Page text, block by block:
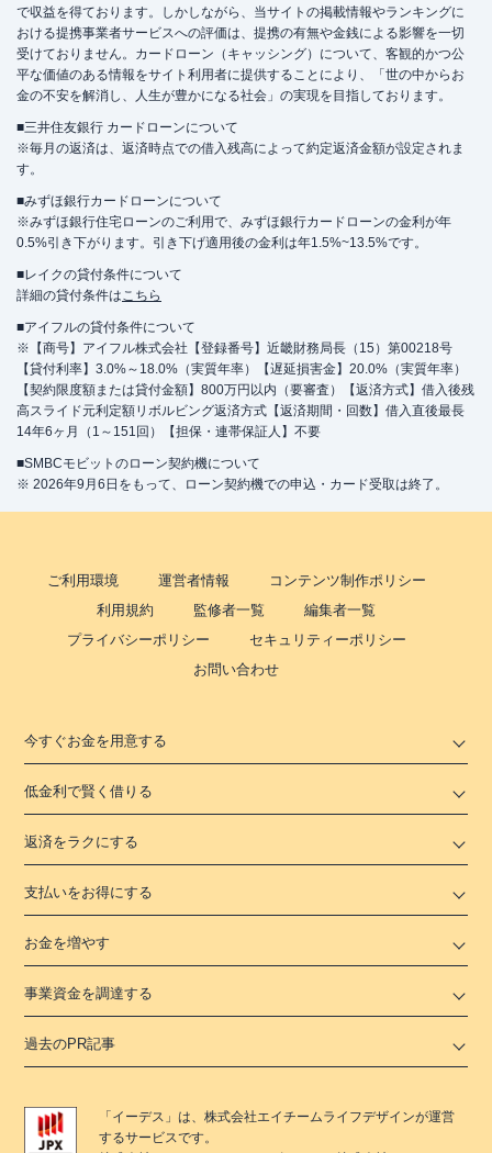
で収益を得ております。しかしながら、当サイトの掲載情報やランキングに
おける提携事業者サービスへの評価は、提携の有無や金銭による影響を一切
受けておりません。カードローン（キャッシング）について、客観的かつ公
平な価値のある情報をサイト利用者に提供することにより、「世の中からお
金の不安を解消し、人生が豊かになる社会」の実現を目指しております。
■三井住友銀行 カードローンについて
※毎月の返済は、返済時点での借入残高によって約定返済金額が設定されま
す。
■みずほ銀行カードローンについて
※みずほ銀行住宅ローンのご利用で、みずほ銀行カードローンの金利が年
0.5%引き下がります。引き下げ適用後の金利は年1.5%~13.5%です。
■レイクの貸付条件について
詳細の貸付条件はこちら
■アイフルの貸付条件について
※【商号】アイフル株式会社【登録番号】近畿財務局長（15）第00218号
【貸付利率】3.0%～18.0%（実質年率）【遅延損害金】20.0%（実質年率）
【契約限度額または貸付金額】800万円以内（要審査）【返済方式】借入後残
高スライド元利定額リボルビング返済方式【返済期間・回数】借入直後最長
14年6ヶ月（1～151回）【担保・連帯保証人】不要
■SMBCモビットのローン契約機について
※ 2026年9月6日をもって、ローン契約機での申込・カード受取は終了。
ご利用環境 運営者情報
コンテンツ制作ポリシー
利用規約
監修者一覧
編集者一覧
プライバシーポリシー
セキュリティーポリシー
お問い合わせ
今すぐお金を用意する
低金利で賢く借りる
返済をラクにする
支払いをお得にする
お金を増やす
事業資金を調達する
過去のPR記事
「 イーデス 」は、株式会社エイチームライフデザインが運営
するサービスです。